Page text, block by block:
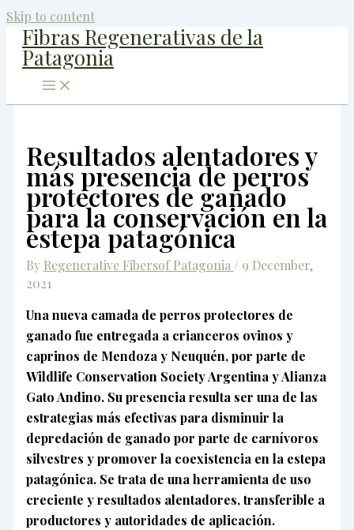
Skip to content
Fibras Regenerativas de la
Patagonia
Resultados alentadores y
más presencia de perros
protectores de ganado
para la conservación en la
estepa patagónica
By Regenerative Fibersof Patagonia / 9 December,
2021
Una nueva camada de perros protectores de
ganado fue entregada a crianceros ovinos y
caprinos de Mendoza y Neuquén, por parte de
Wildlife Conservation Society Argentina y Alianza
Gato Andino. Su presencia resulta ser una de las
estrategias más efectivas para disminuir la
depredación de ganado por parte de carnívoros
silvestres y promover la coexistencia en la estepa
patagónica. Se trata de una herramienta de uso
creciente y resultados alentadores, transferible a
productores y autoridades de aplicación.